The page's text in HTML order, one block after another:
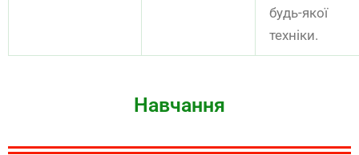
будь-якої
техніки.
Навчання